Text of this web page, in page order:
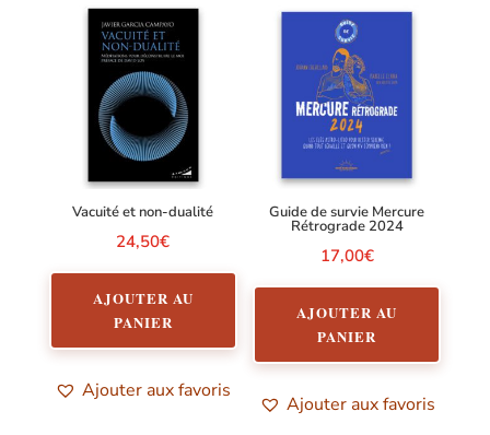
Vacuité et non-dualité
24,50€
AJOUTER AU
PANIER
Ajouter aux favoris
Guide de survie Mercure
Rétrograde 2024
17,00€
AJOUTER AU
PANIER
Ajouter aux favoris